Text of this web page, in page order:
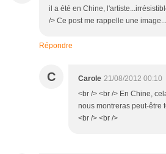
il a été en Chine,
/> Ce post me rappelle une
Répondre
C Carole 21/08/2012 00:10
<br /> <br /> En Chine,
nous montreras peut-être
<br /> <br />